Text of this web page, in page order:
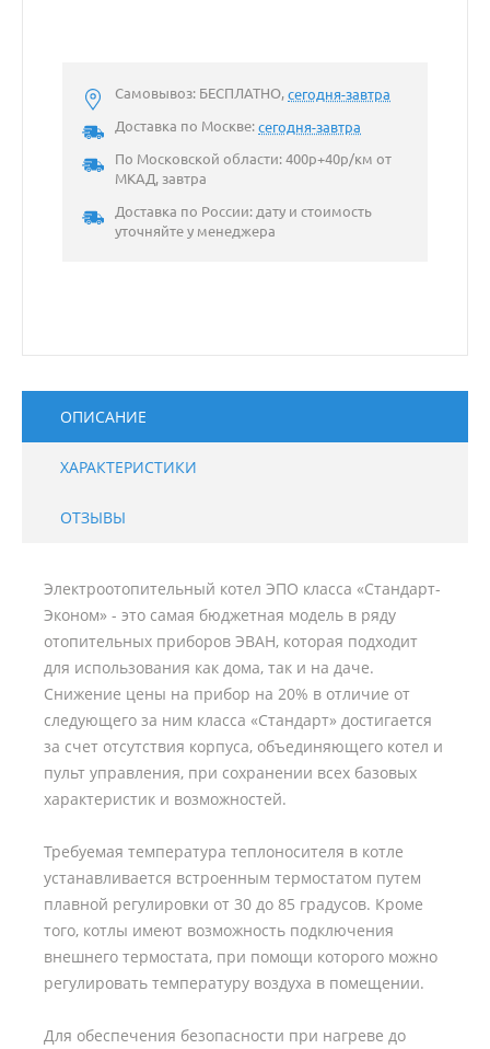
Самовывоз: БЕСПЛАТНО,сегодня-завтра
Доставка по Москве:сегодня-завтра
По Московской области: 400р+40р/км от
МКАД, завтра
Доставка по России: дату и стоимость
уточняйте у менеджера
ОПИСАНИЕ
ХАРАКТЕРИСТИКИ
ОТЗЫВЫ
Электроотопительный котел ЭПО класса «Стандарт-
Эконом» - это самая бюджетная модель в ряду
отопительных приборов ЭВАН, которая подходит
для использования как дома, так и на даче.
Снижение цены на прибор на 20% в отличие от
следующего за ним класса «Стандарт» достигается
за счет отсутствия корпуса, объединяющего котел и
пульт управления, при сохранении всех базовых
характеристик и возможностей.
Требуемая температура теплоносителя в котле
устанавливается встроенным термостатом путем
плавной регулировки от 30 до 85 градусов. Кроме
того, котлы имеют возможность подключения
внешнего термостата, при помощи которого можно
регулировать температуру воздуха в помещении.
Для обеспечения безопасности при нагреве до